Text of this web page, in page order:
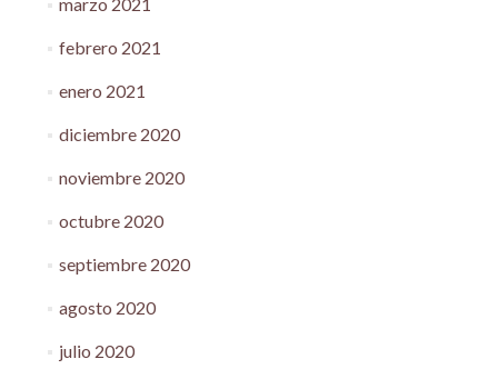
febrero 2021
enero 2021
diciembre 2020
noviembre 2020
octubre 2020
septiembre 2020
agosto 2020
julio 2020